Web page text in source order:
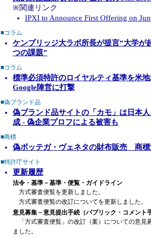
※関連リンク
IPXI to Announce First Offering on
■コラム
ケンブリッジ大ラボ所長が提言“大学が
つの課題”
■コラム
標準必須特許のロイヤルティ基準を米
Google陣営に打撃
■偽ブランド品
偽ブランド品サイトの「カモ」は日本
成 - 偽企業プロフによる被害も
■商標
偽ボッテガ・ヴェネタの財布販売 商標
■特許庁サイト
更新履歴
法令・基準－基準・便覧・ガイドライン
方式審査便覧を更新しました。
方式審査便覧の改訂についてを更新しました。
意見募集－意見提出手続（パブリック・コメント
「方式審査便覧」の改訂（案）についての意見
ました。